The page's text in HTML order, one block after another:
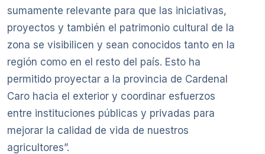
sumamente relevante para que las iniciativas,
proyectos y también el patrimonio cultural de la
zona se visibilicen y sean conocidos tanto en la
región como en el resto del país. Esto ha
permitido proyectar a la provincia de Cardenal
Caro hacia el exterior y coordinar esfuerzos
entre instituciones públicas y privadas para
mejorar la calidad de vida de nuestros
agricultores”.